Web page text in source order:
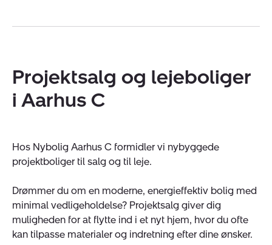
Projektsalg og lejeboliger
i Aarhus C
Hos Nybolig Aarhus C formidler vi nybyggede
projektboliger til salg og til leje.
Drømmer du om en moderne, energieffektiv bolig med
minimal vedligeholdelse? Projektsalg giver dig
muligheden for at flytte ind i et nyt hjem, hvor du ofte
kan tilpasse materialer og indretning efter dine ønsker.